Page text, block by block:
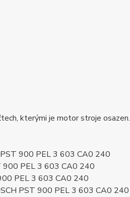
kterými je motor stroje osazen.
900 PEL 3 603 CA0 240
900 PEL 3 603 CA0 240
PEL 3 603 CA0 240
PST 900 PEL 3 603 CA0 240